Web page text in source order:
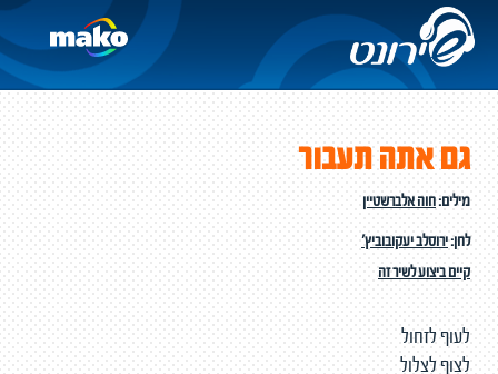
גם אתה תעבור
מילים:חוה אלברשטיין
לחן:ירוסלב יעקובוביץ'
קיים ביצוע לשיר זה
לעוף לזחול
לצוף לצלול